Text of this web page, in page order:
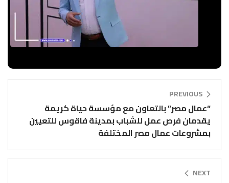
PREVIOUS
“عمال مصر” بالتعاون مع مؤسسة حياة كريمة
يقدمان فرص عمل للشباب بمدينة فاقوس للتعيين
بمشروعات عمال مصر المختلفة
NEXT